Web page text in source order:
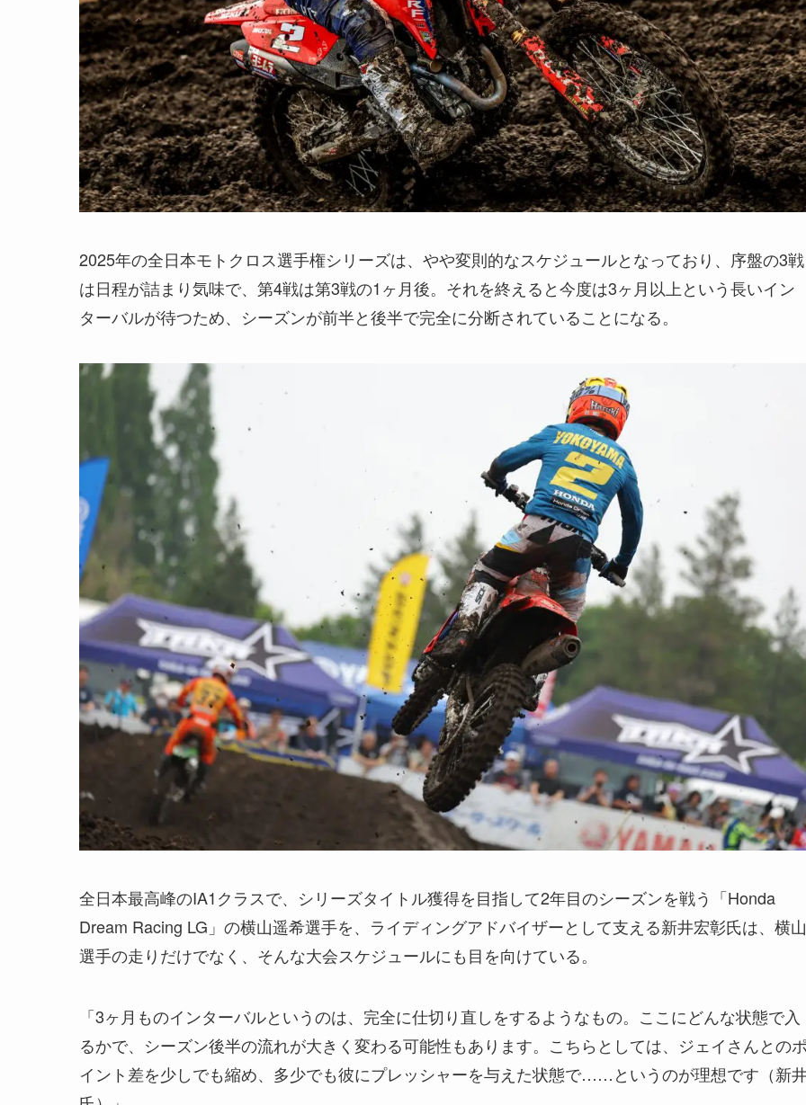
2025年の全日本モトクロス選手権シリーズは、やや変則的なスケジュールとなっており、序盤の3戦
は日程が詰まり気味で、第4戦は第3戦の1ヶ月後。それを終えると今度は3ヶ月以上という長いイン
ターバルが待つため、シーズンが前半と後半で完全に分断されていることになる。
全日本最高峰のIA1クラスで、シリーズタイトル獲得を目指して2年目のシーズンを戦う「Honda
Dream Racing LG」の横山遥希選手を、ライディングアドバイザーとして支える新井宏彰氏は、横山
選手の走りだけでなく、そんな大会スケジュールにも目を向けている。
「3ヶ月ものインターバルというのは、完全に仕切り直しをするようなもの。ここにどんな状態で入
るかで、シーズン後半の流れが大きく変わる可能性もあります。こちらとしては、ジェイさんとの
イント差を少しでも縮め、多少でも彼にプレッシャーを与えた状態で……というのが理想です（新